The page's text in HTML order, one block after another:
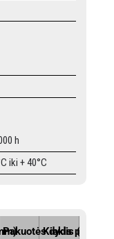
h
iki + 40°C
Pakuotės dydis (mm)
Kiekis